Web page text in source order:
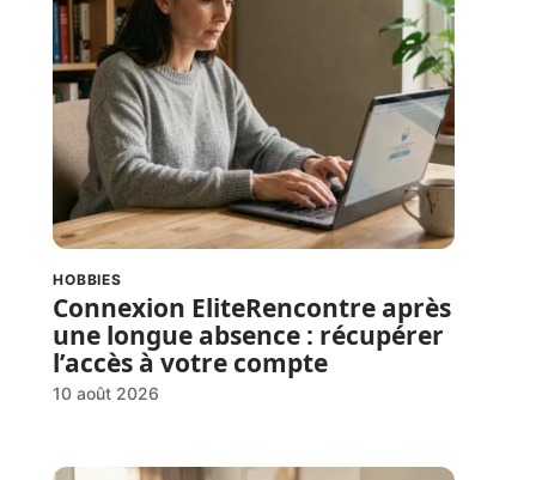
HOBBIES
Connexion EliteRencontre après
une longue absence : récupérer
l’accès à votre compte
10 août 2026